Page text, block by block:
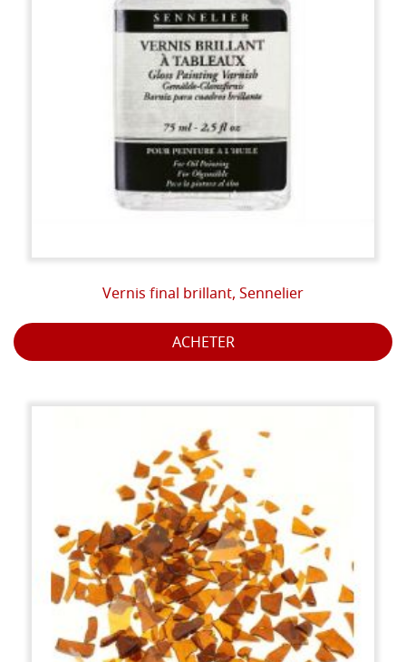
Vernis final brillant, Sennelier
ACHETER